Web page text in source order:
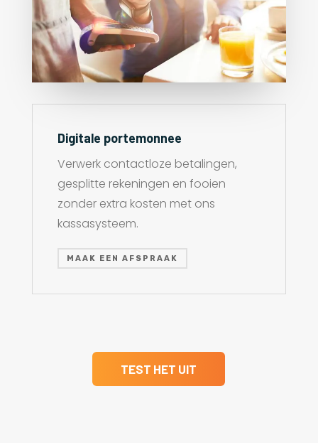
Digitale portemonnee
Verwerk contactloze betalingen,
gesplitte rekeningen en fooien
zonder extra kosten met ons
kassasysteem.
MAAK EEN AFSPRAAK
TEST HET UIT